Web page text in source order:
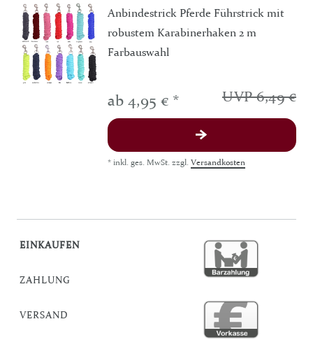
Anbindestrick Pferde Führstrick mit
robustem Karabinerhaken 2 m
Farbauswahl
UVP 6,49 €
ab 4,95 € *
* inkl. ges. MwSt. zzgl. Versandkosten
EINKAUFEN
ZAHLUNG
VERSAND